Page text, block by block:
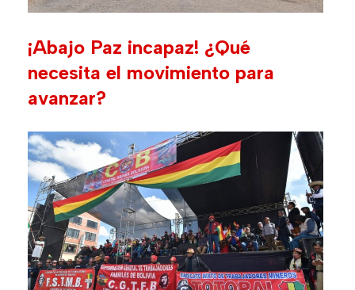
¡Abajo Paz incapaz! ¿Qué
necesita el movimiento para
avanzar?